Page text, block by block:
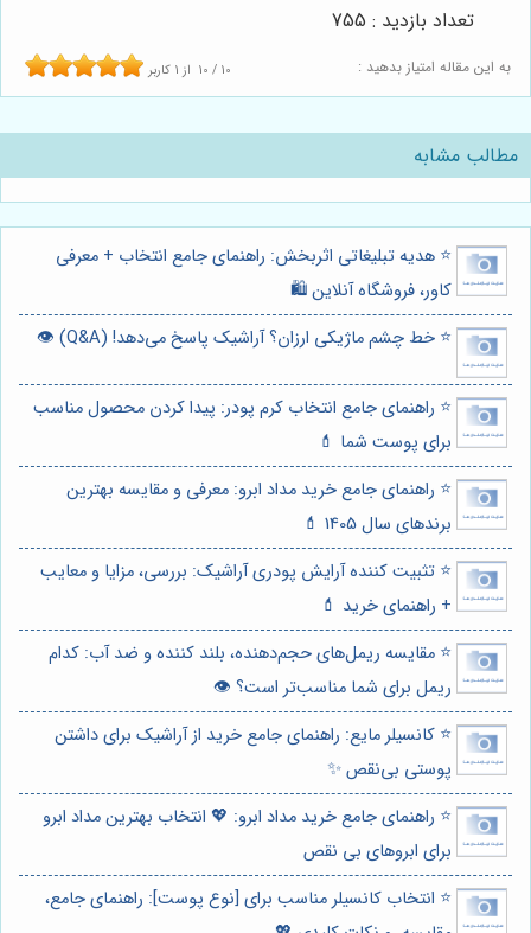
به این مقاله امتیاز بدهید : 10 / 10 از 1 کاربر
تعداد بازدید : 755
مطالب مشابه
⭐️ هدیه تبلیغاتی اثربخش: راهنمای جامع انتخاب + معرفی
کاور، فروشگاه آنلاین 🛍️
⭐️ خط چشم ماژیکی ارزان؟ آراشیک پاسخ می‌دهد! (Q&A) 👁️
⭐️ راهنمای جامع انتخاب کرم پودر: پیدا کردن محصول مناسب
برای پوست شما 💄
⭐️ راهنمای جامع خرید مداد ابرو: معرفی و مقایسه بهترین
برندهای سال 1405 💄
⭐️ تثبیت کننده آرایش پودری آراشیک: بررسی، مزایا و معایب
+ راهنمای خرید 💄
⭐️ مقایسه ریمل‌های حجم‌دهنده، بلند کننده و ضد آب: کدام
ریمل برای شما مناسب‌تر است؟ 👁️
⭐️ کانسیلر مایع: راهنمای جامع خرید از آراشیک برای داشتن
پوستی بی‌نقص ✨
⭐️ راهنمای جامع خرید مداد ابرو: 💖 انتخاب بهترین مداد ابرو
برای ابروهای بی نقص
⭐️ انتخاب کانسیلر مناسب برای [نوع پوست]: راهنمای جامع،